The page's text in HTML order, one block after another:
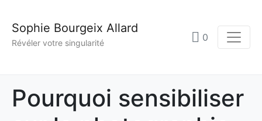
Sophie Bourgeix Allard
Révéler votre singularité 0
Pourquoi sensibiliser